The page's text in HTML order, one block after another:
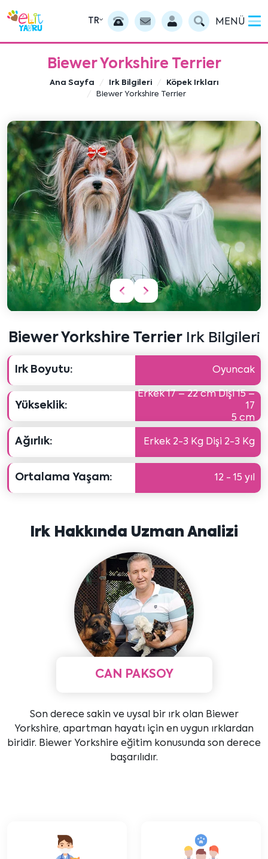
TR MENÜ
Biewer Yorkshire Terrier
Ana Sayfa Irk Bilgileri
Köpek Irkları
Biewer Yorkshire Terrier
Önceki
içeriği
Sonraki
içeriği
Biewer Yorkshire TerrierIrk Bilgileri
Irk Boyutu: Oyuncak
Yükseklik:
Erkek 17 – 22 cm Dişi 15 –
17
5 cm
Ağırlık: Erkek 2-3 Kg Dişi 2-3 Kg
Ortalama Yaşam: 12 - 15 yıl
Irk Hakkında Uzman Analizi
CAN PAKSOY
Son derece sakin ve uysal bir ırk olan Biewer
Yorkshire, apartman hayatı için en uygun ırklardan
biridir. Biewer Yorkshire eğitim konusunda son derece
başarılıdır.